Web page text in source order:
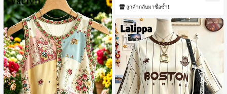
ลูกค้ากลับมาซื้อซ้ำ!